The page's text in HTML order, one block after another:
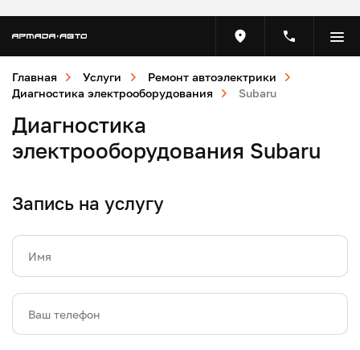
Главная Услуги
Ремонт автоэлектрики
Диагностика электрооборудования
Subaru
Диагностика
электрооборудования Subaru
Запись на услугу
Имя
Ваш телефон